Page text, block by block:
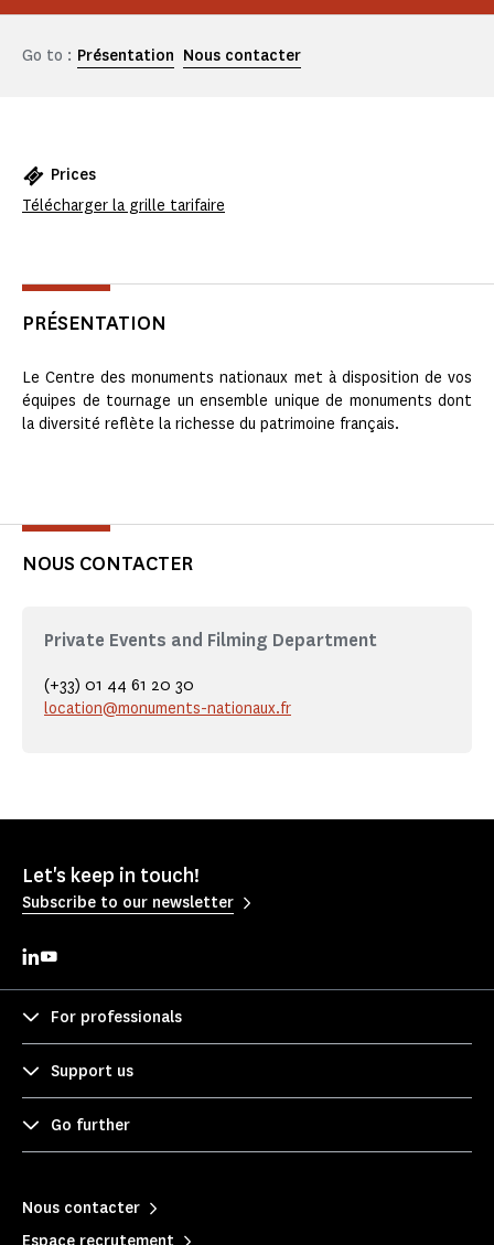
Go to : Présentation Nous contacter
Prices
Télécharger la grille tarifaire
PRÉSENTATION
Le Centre des monuments nationaux met à disposition de vos
équipes de tournage un ensemble unique de monuments dont
la diversité reflète la richesse du patrimoine français.
NOUS CONTACTER
Private Events and Filming Department
(+33) 01 44 61 20 30
location@monuments-nationaux.fr
Let's keep in touch!
Subscribe to our newsletter
For professionals
Support us
Go further
Nous contacter
Espace recrutement